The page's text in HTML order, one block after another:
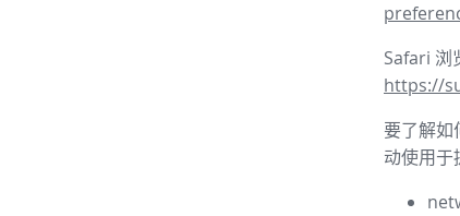
Safari 浏
https://
要了解
动使用于